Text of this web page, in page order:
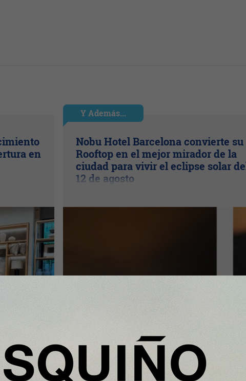
en
Y Además...
Nobu Hotel Barcelona convierte su
Rooftop en el mejor mirador de la
ciudad para vivir el eclipse solar
12 de agosto